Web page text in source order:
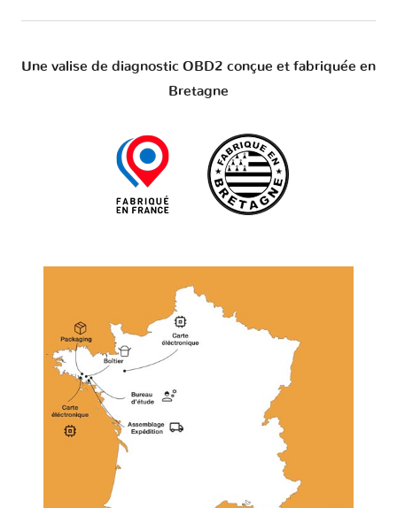
Une valise de diagnostic OBD2 conçue et fabriquée en
Bretagne